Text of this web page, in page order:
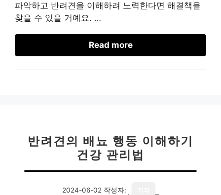
파악하고 반려견을 이해하려 노력한다면 해결책을
찾을 수 있을 거예요. …
Read more
반려견의 배뇨 행동 이해하기
건강 관리법
2024-06-02 작성자: